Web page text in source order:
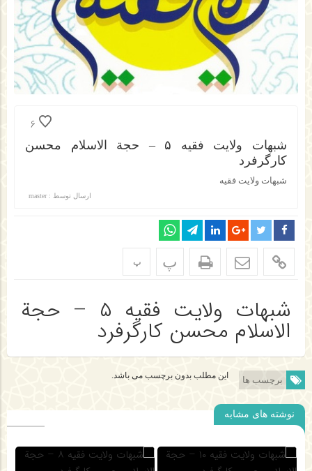
6
شبهات ولایت فقیه ۵ – حجة الاسلام محسن
کارگرفرد
شبهات ولایت فقیه
ارسال توسط :master
پ پ
شبهات ولایت فقیه ۵ – حجة
الاسلام محسن کارگرفرد
برچسب ها این مطلب بدون برچسب می باشد.
نوشته های مشابه